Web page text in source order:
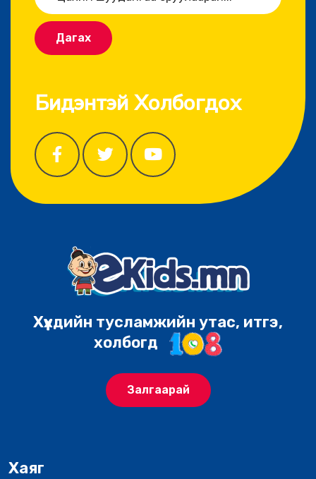
Дагах
Бидэнтэй Холбогдох
Хүүхдийн тусламжийн утас, итгэ,
холбогд
Залгаарай
Хаяг